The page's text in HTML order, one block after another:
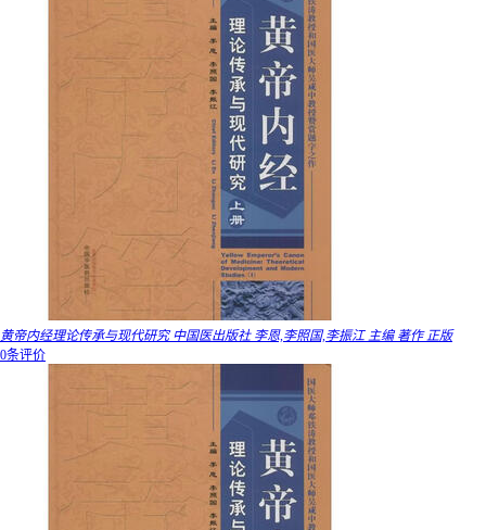
黄帝内经理论传承与现代研究 中国医出版社 李恩,李照国,李振江 主编 著作 正版
0条评价